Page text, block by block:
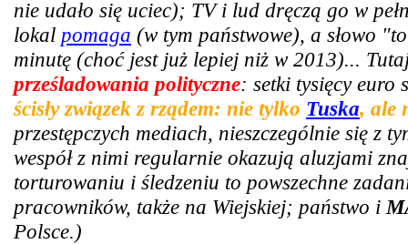
nie udało się uciec); TV i lud dręczą go w
lokal pomaga (w tym państwowe), a słowo
minutę (choć jest już lepiej niż w 2013)...
prześladowania polityczne: setki tysięcy euro
ścisły związek z rządem: nie tylko Tuska, ale
przestępczych mediach, nieszczególnie się
wespół z nimi regularnie okazują aluzjami
torturowaniu i śledzeniu to powszechne
pracowników, także na Wiejskiej; państwo i
Polsce.)